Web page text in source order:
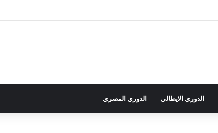
الدوري الايطالي الدوري المصري